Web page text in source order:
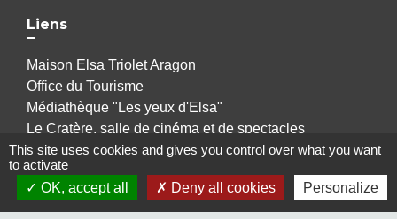
Liens
Maison Elsa Triolet Aragon
Office du Tourisme
Médiathèque "Les yeux d'Elsa"
Le Cratère, salle de cinéma et de spectacles
Voisins Vigilants et Solidaires
This site uses cookies and gives you control over what you want
to activate
OK, accept all
Deny all cookies Personalize